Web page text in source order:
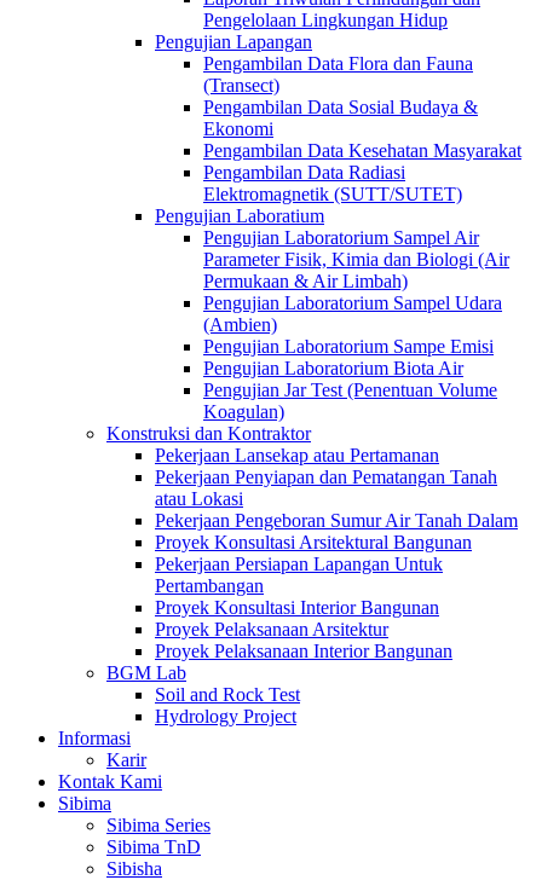
Pengelolaan Lingkungan Hidup
Pengujian Lapangan
Pengambilan Data Flora dan Fauna
(Transect)
Pengambilan Data Sosial Budaya &
Ekonomi
Pengambilan Data Kesehatan Masyarakat
Pengambilan Data Radiasi
Elektromagnetik (SUTT/SUTET)
Pengujian Laboratium
Pengujian Laboratorium Sampel Air
Parameter Fisik, Kimia dan Biologi (Air
Permukaan & Air Limbah)
Pengujian Laboratorium Sampel Udara
(Ambien)
Pengujian Laboratorium Sampe Emisi
Pengujian Laboratorium Biota Air
Pengujian Jar Test (Penentuan Volume
Koagulan)
Konstruksi dan Kontraktor
Pekerjaan Lansekap atau Pertamanan
Pekerjaan Penyiapan dan Pematangan Tanah
atau Lokasi
Pekerjaan Pengeboran Sumur Air Tanah Dalam
Proyek Konsultasi Arsitektural Bangunan
Pekerjaan Persiapan Lapangan Untuk
Pertambangan
Proyek Konsultasi Interior Bangunan
Proyek Pelaksanaan Arsitektur
Proyek Pelaksanaan Interior Bangunan
BGM Lab
Soil and Rock Test
Hydrology Project
Informasi
Karir
Kontak Kami
Sibima
Sibima Series
Sibima TnD
Sibisha